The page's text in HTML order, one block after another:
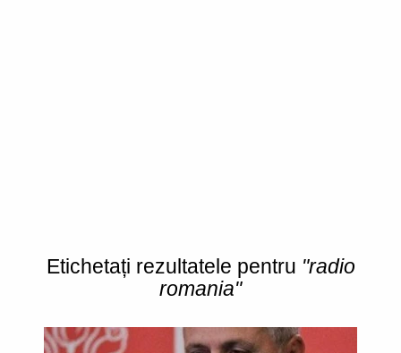
Etichetați rezultatele pentru "radio
romania"